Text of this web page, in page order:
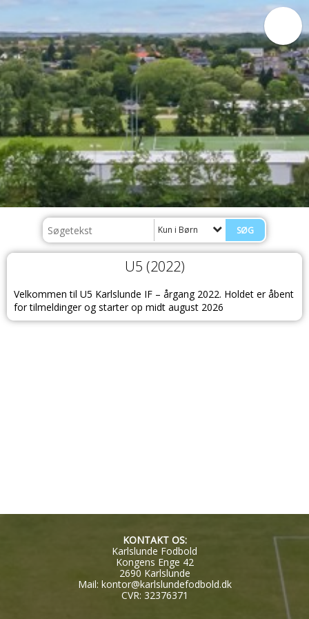
Kun i Børn
U5 (2022)
Velkommen til U5 Karlslunde IF – årgang 2022. Holdet er åbent
for tilmeldinger og starter op midt august 2026
KONTAKT OS:
Karlslunde Fodbold
Kongens Enge 42
2690 Karlslunde
Mail: kontor@karlslundefodbold.dk
CVR: 32376371